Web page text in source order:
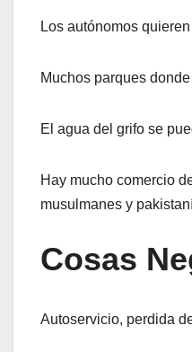
Los autónomos
Muchos parques
El agua del grifo se
Hay mucho comercio
musulmanes y
Cosas
Autoservicio, perdida